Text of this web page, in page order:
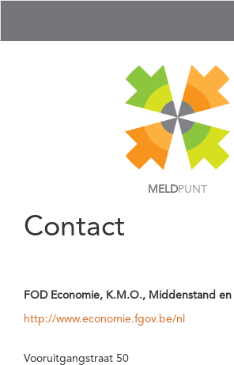
MELDPUNT
Contact
FOD Economie, K.M.O., Middenstand en
http://www.economie.fgov.be/nl
Vooruitgangstraat 50